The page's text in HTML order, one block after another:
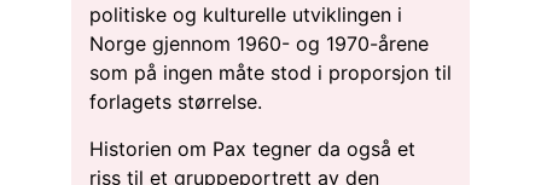
politiske og kulturelle utviklingen i
Norge gjennom 1960- og 1970-årene
som på ingen måte stod i proporsjon til
forlagets størrelse.
Historien om Pax tegner da også et
riss til et gruppeportrett av den